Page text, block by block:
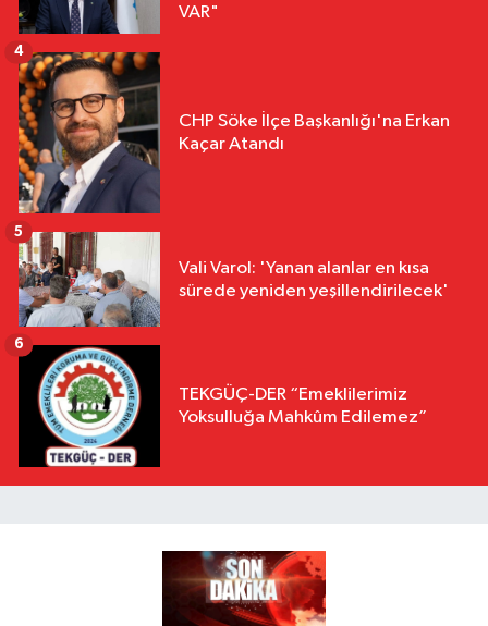
VAR"
CHP Söke İlçe Başkanlığı'na Erkan
Kaçar Atandı
4
Vali Varol: 'Yanan alanlar en kısa
sürede yeniden yeşillendirilecek'
5
TEKGÜÇ-DER “Emeklilerimiz
Yoksulluğa Mahkûm Edilemez”
6